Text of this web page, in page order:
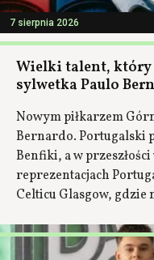
7 sierpnia 2026
Wielki talent, który
sylwetka Paulo
Nowym piłkarzem
Bernardo. Portugalski
Benfiki, a w
reprezentacjach
Celticu Glasgow, gdzie